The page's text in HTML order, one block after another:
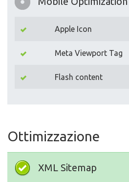
Apple Icon
Meta Viewport Tag
Flash content
Ottimizzazione
XML Sitemap